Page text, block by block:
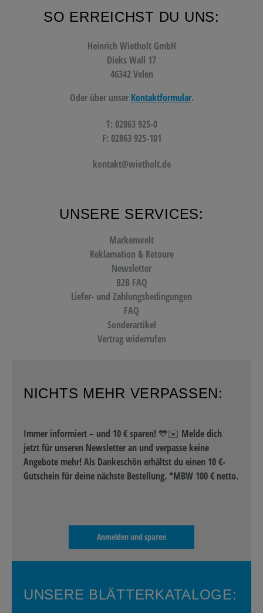
SO ERREICHST DU UNS:
Heinrich Wietholt GmbH
Dieks Wall 17
46342 Velen
Oder über unser Kontaktformular.
T: 02863 925-0
F: 02863 925-101
kontakt@wietholt.de
UNSERE SERVICES:
Markenwelt
Reklamation & Retoure
Newsletter
B2B FAQ
Liefer- und Zahlungsbedingungen
FAQ
Sonderartikel
Vertrag widerrufen
NICHTS MEHR VERPASSEN:
Immer informiert – und 10 € sparen! 💙✉️ Melde dich
jetzt für unseren Newsletter an und verpasse keine
Angebote mehr! Als Dankeschön erhältst du einen 10 €-
Gutschein für deine nächste Bestellung. *MBW 100 € netto.
Anmelden und sparen
UNSERE BLÄTTERKATALOGE: